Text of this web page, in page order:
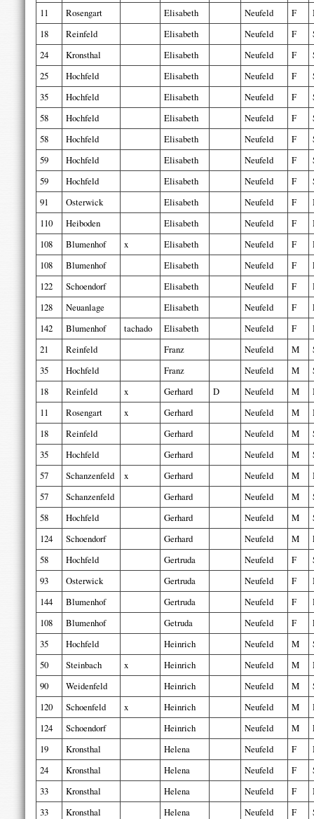
11
Rosengart Elisabeth Neufeld F
18
Reinfeld Elisabeth Neufeld F
24
Kronsthal Elisabeth Neufeld F
25
Hochfeld Elisabeth Neufeld F
35
Hochfeld Elisabeth Neufeld F
58
Hochfeld Elisabeth Neufeld F
58
Hochfeld Elisabeth Neufeld F
59
Hochfeld Elisabeth Neufeld F
59
Hochfeld Elisabeth Neufeld F
91
Osterwick Elisabeth Neufeld F
110
Heiboden Elisabeth Neufeld F
108
Blumenhof x Elisabeth Neufeld F
108
Blumenhof Elisabeth Neufeld F
122
Schoendorf Elisabeth Neufeld F
128
Neuanlage Elisabeth Neufeld F
142
Blumenhof tachado Elisabeth Neufeld F
21
Reinfeld Franz Neufeld M
35
Hochfeld Franz Neufeld M
18
Reinfeld x Gerhard D Neufeld M
11
Rosengart x Gerhard Neufeld M
18
Reinfeld Gerhard Neufeld M
35
Hochfeld Gerhard Neufeld M
57
Schanzenfeld x Gerhard Neufeld M
57
Schanzenfeld Gerhard Neufeld M
58
Hochfeld Gerhard Neufeld M
124
Schoendorf Gerhard Neufeld M
58
Hochfeld Gertruda Neufeld F
93
Osterwick Gertruda Neufeld F
144
Blumenhof Gertruda Neufeld F
108
Blumenhof Getruda Neufeld F
35
Hochfeld Heinrich Neufeld M
50
Steinbach x Heinrich Neufeld M
90
Weidenfeld Heinrich Neufeld M
120
Schoenfeld x Heinrich Neufeld M
124
Schoendorf Heinrich Neufeld M
19
Kronsthal Helena Neufeld F
24
Kronsthal Helena Neufeld F
33
Kronsthal Helena Neufeld F
33
Kronsthal Helena Neufeld F